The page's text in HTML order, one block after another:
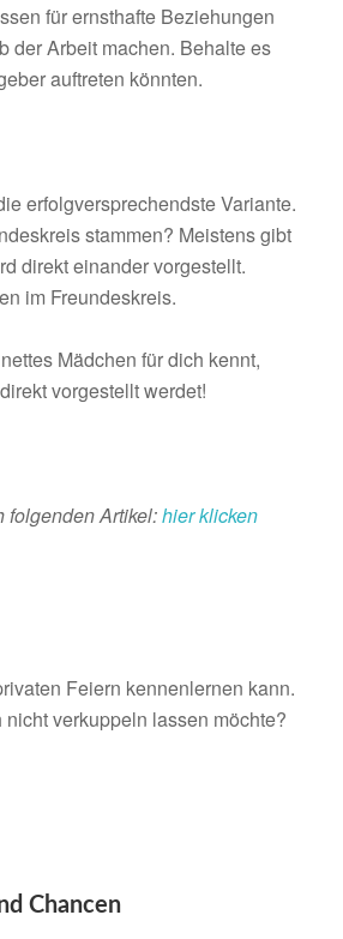
für ernsthafte Beziehungen
der Arbeit machen. Behalte es
auftreten könnten.
erfolgversprechendste Variante.
stammen? Meistens gibt
direkt einander vorgestellt.
im Freundeskreis.
Mädchen für dich kennt,
vorgestellt werdet!
folgenden Artikel:hier klicken
Feiern kennenlernen kann.
verkuppeln lassen möchte?
Chancen